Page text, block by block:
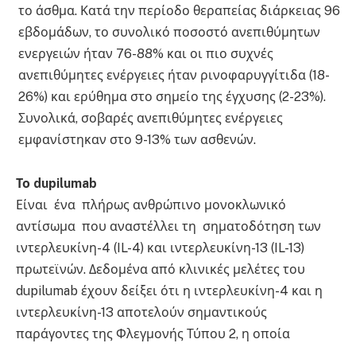
το άσθμα. Κατά την περίοδο θεραπείας διάρκειας 96
εβδομάδων, το συνολικό ποσοστό ανεπιθύμητων
ενεργειών ήταν 76-88% και οι πιο συχνές
ανεπιθύμητες ενέργειες ήταν ρινοφαρυγγίτιδα (18-
26%) και ερύθημα στο σημείο της έγχυσης (2-23%).
Συνολικά, σοβαρές ανεπιθύμητες ενέργειες
εμφανίστηκαν στο 9-13% των ασθενών.
Το dupilumab
Είναι ένα πλήρως ανθρώπινο μονοκλωνικό
αντίσωμα που αναστέλλει τη σηματοδότηση των
ιντερλευκίνη-4 (IL-4) και ιντερλευκίνη-13 (IL-13)
πρωτεϊνών. Δεδομένα από κλινικές μελέτες του
dupilumab έχουν δείξει ότι η ιντερλευκίνη-4 και η
ιντερλευκίνη-13 αποτελούν σημαντικούς
παράγοντες της Φλεγμονής Τύπου 2, η οποία